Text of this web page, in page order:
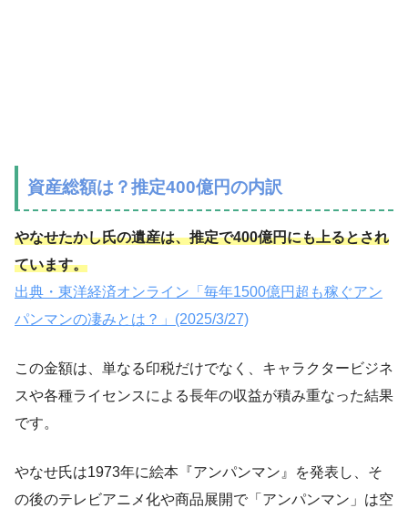
資産総額は？推定400億円の内訳
やなせたかし氏の遺産は、推定で400億円にも上るとされ
ています。
出典・東洋経済オンライン「毎年1500億円超も稼ぐアン
パンマンの凄みとは？」(2025/3/27)
この金額は、単なる印税だけでなく、キャラクタービジネ
スや各種ライセンスによる長年の収益が積み重なった結果
です。
やなせ氏は1973年に絵本『アンパンマン』を発表し、そ
の後のテレビアニメ化や商品展開で「アンパンマン」は空